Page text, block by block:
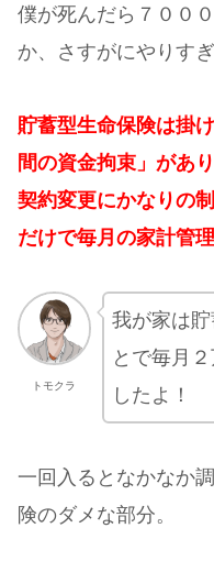
僕が死んだら７００
か、さすがにやりす
貯蓄型生命保険は掛
間の資金拘束」があ
契約変更にかなりの
だけで毎月の家計管
トモクラ
我が家は
とで毎月
したよ！
一回入るとなかなか
険のダメな部分。